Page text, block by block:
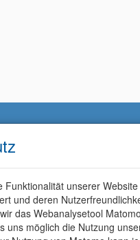
Funktionalität unserer Website
und deren
das Webanalysetool
uns möglich die Nutzung